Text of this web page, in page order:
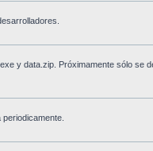
y data.zip. Próximamente sólo se